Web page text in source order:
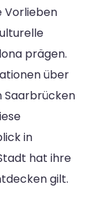
Vorlieben
prägen.
über
Saarbrücken
in
hat ihre
gilt.